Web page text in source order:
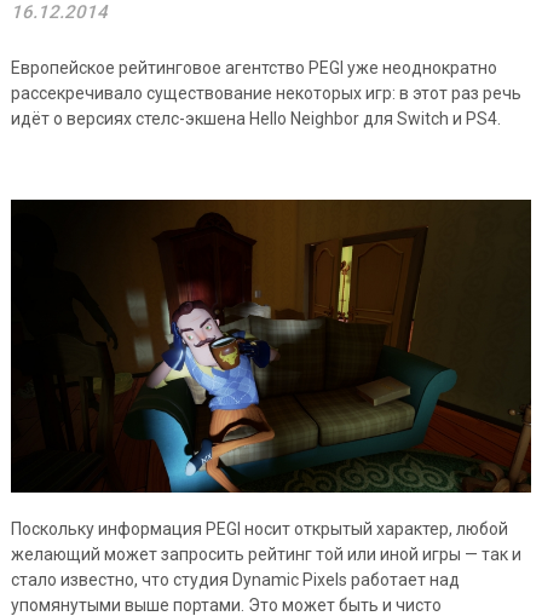
16.12.2014
Европейское рейтинговое агентство PEGI уже неоднократно
рассекречивало существование некоторых игр: в этот раз речь
идёт о версиях стелс-экшена Hello Neighbor для Switch и PS4.
Поскольку информация PEGI носит открытый характер, любой
желающий может запросить рейтинг той или иной игры — так и
стало известно, что студия Dynamic Pixels работает над
упомянутыми выше портами. Это может быть и чисто